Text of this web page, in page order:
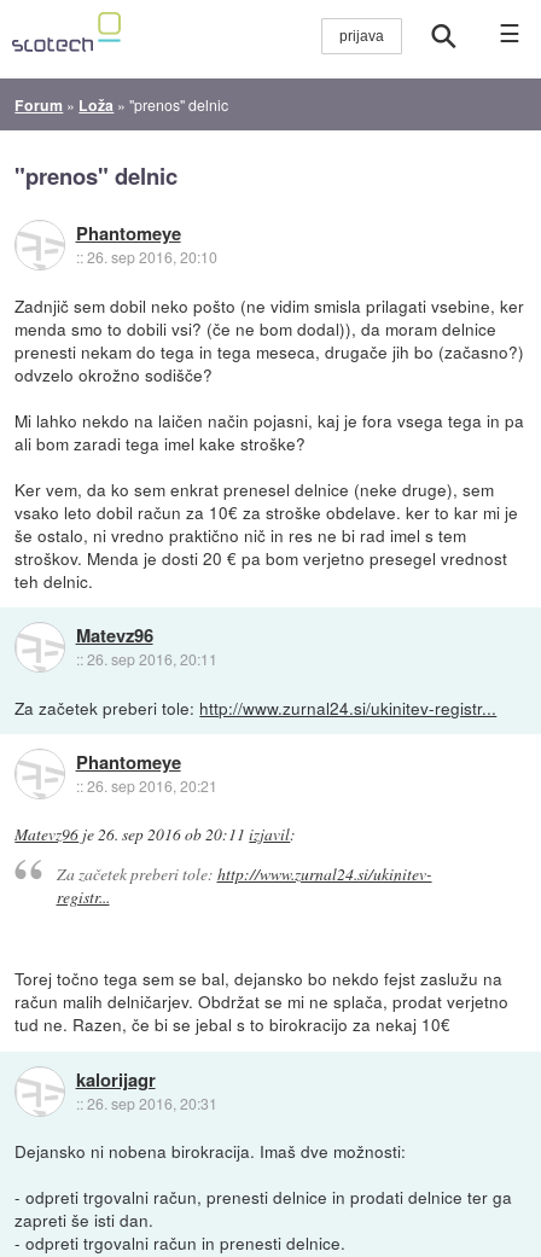
☰
Forum » Loža »"prenos" delnic
"prenos" delnic
Phantomeye
::26. sep 2016, 20:10
Zadnjič sem dobil neko pošto (ne vidim smisla prilagati vsebine, ker
menda smo to dobili vsi? (če ne bom dodal)), da moram delnice
prenesti nekam do tega in tega meseca, drugače jih bo (začasno?)
odvzelo okrožno sodišče?
Mi lahko nekdo na laičen način pojasni, kaj je fora vsega tega in pa
ali bom zaradi tega imel kake stroške?
Ker vem, da ko sem enkrat prenesel delnice (neke druge), sem
vsako leto dobil račun za 10€ za stroške obdelave. ker to kar mi je
še ostalo, ni vredno praktično nič in res ne bi rad imel s tem
stroškov. Menda je dosti 20 € pa bom verjetno presegel vrednost
teh delnic.
Matevz96
::26. sep 2016, 20:11
Za začetek preberi tole: http://www.zurnal24.si/ukinitev-registr...
Phantomeye
::26. sep 2016, 20:21
Matevz96 je26. sep 2016 ob 20:11 izjavil:
Za začetek preberi tole: http://www.zurnal24.si/ukinitev-
registr...
Torej točno tega sem se bal, dejansko bo nekdo fejst zaslužu na
račun malih delničarjev. Obdržat se mi ne splača, prodat verjetno
tud ne. Razen, če bi se jebal s to birokracijo za nekaj 10€
kalorijagr
::26. sep 2016, 20:31
Dejansko ni nobena birokracija. Imaš dve možnosti:
- odpreti trgovalni račun, prenesti delnice in prodati delnice ter ga
zapreti še isti dan.
- odpreti trgovalni račun in prenesti delnice.